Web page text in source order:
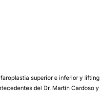
superior e inferior y lifting
del Dr. Martín Cardoso y